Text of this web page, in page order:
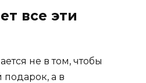
все эти
не в том, чтобы
а в